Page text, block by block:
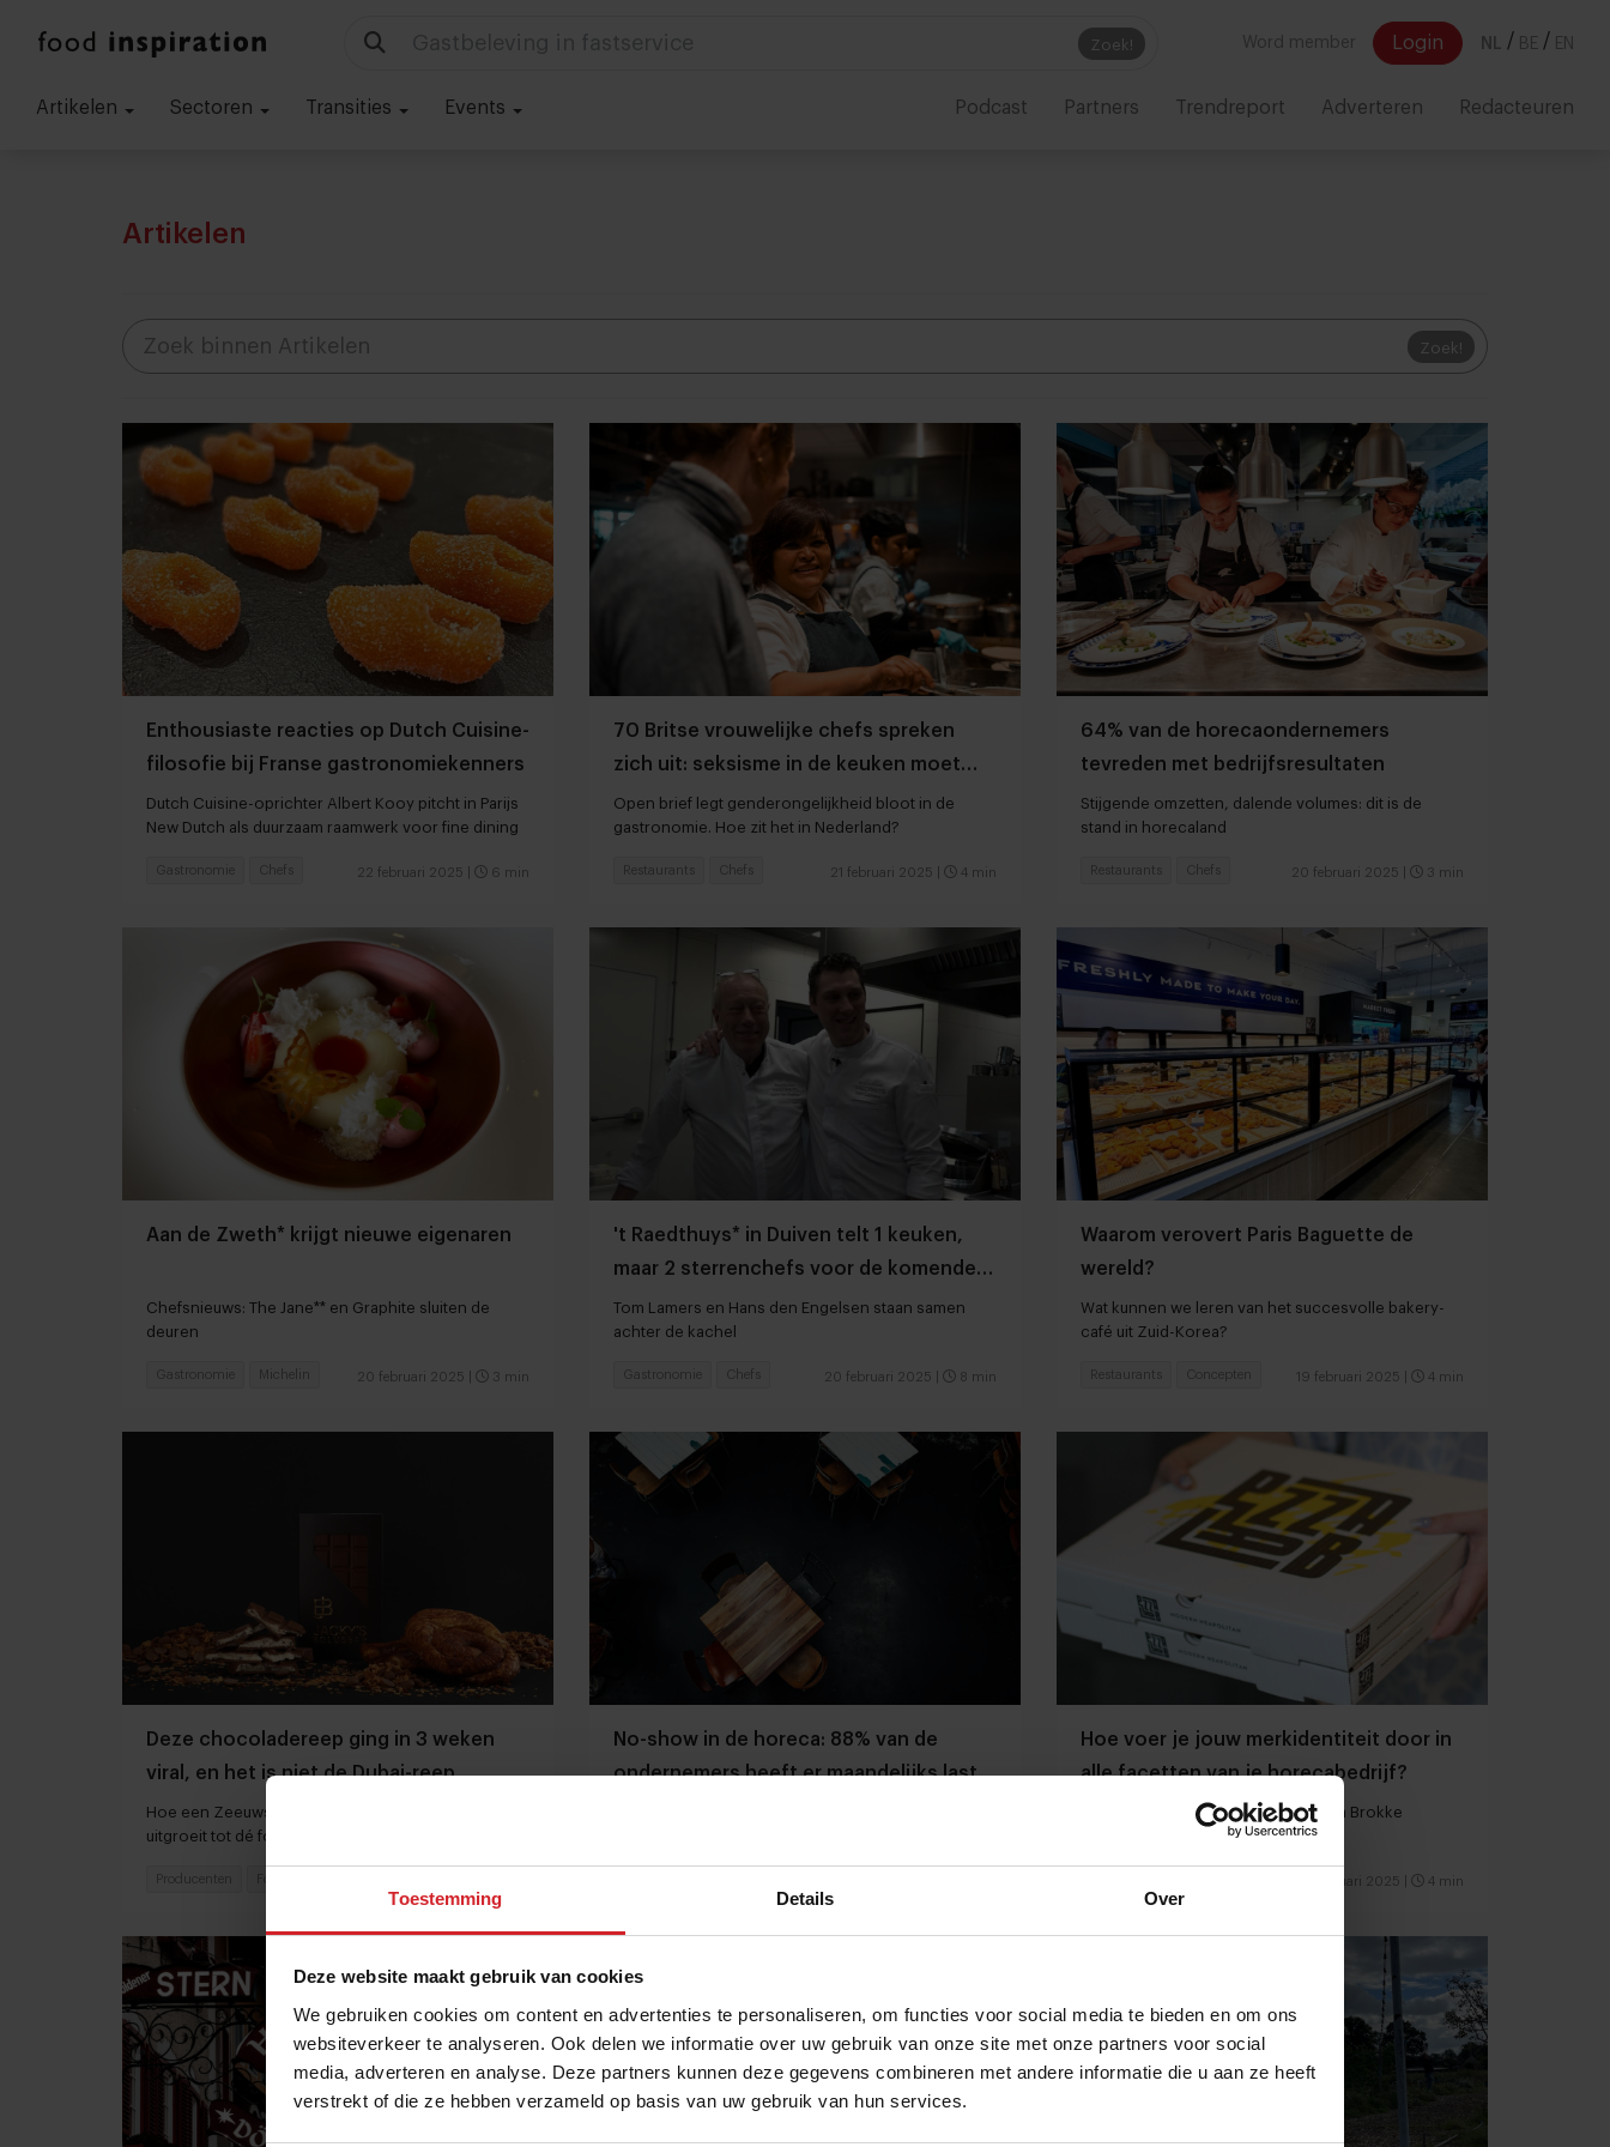
Toestemming Details Over
Deze website maakt gebruik van cookies
We gebruiken cookies om content en advertenties te personaliseren, om functies voor social media te bieden en om ons
websiteverkeer te analyseren. Ook delen we informatie over uw gebruik van onze site met onze partners voor social
media, adverteren en analyse. Deze partners kunnen deze gegevens combineren met andere informatie die u aan ze heeft
verstrekt of die ze hebben verzameld op basis van uw gebruik van hun services.
Zoek!
Gastbeleving in fastservice Word member Login NL / BE / EN
Artikelen Sectoren Transities Events Podcast Partners Trendreport Adverteren Redacteuren
Artikelen
Zoek!
Enthousiaste reacties op Dutch Cuisine-
filosofie bij Franse gastronomiekenners
Dutch Cuisine-oprichter Albert Kooy pitcht in Parijs
New Dutch als duurzaam raamwerk voor fine dining
22 februari 2025 6 min
Gastronomie Chefs
70 Britse vrouwelijke chefs spreken
zich uit: seksisme in de keuken moet
stoppen
Open brief legt genderongelijkheid bloot in de
gastronomie. Hoe zit het in Nederland?
21 februari 2025 4 min
Restaurants Chefs
64% van de horecaondernemers
tevreden met bedrijfsresultaten
Stijgende omzetten, dalende volumes: dit is de
stand in horecaland
20 februari 2025 3 min
Restaurants Chefs
Aan de Zweth* krijgt nieuwe eigenaren
Chefsnieuws: The Jane** en Graphite sluiten de
deuren
20 februari 2025 3 min
Gastronomie Michelin
't Raedthuys* in Duiven telt 1 keuken,
maar 2 sterrenchefs voor de komende 3
jaar
Tom Lamers en Hans den Engelsen staan samen
achter de kachel
20 februari 2025 8 min
Gastronomie Chefs
Waarom verovert Paris Baguette de
wereld?
Wat kunnen we leren van het succesvolle bakery-
café uit Zuid-Korea?
19 februari 2025 4 min
Restaurants Concepten
Deze chocoladereep ging in 3 weken
viral, en het is niet de Dubai-reep
Hoe een Zeeuwse bolus in een chocoladereep
uitgroeit tot dé foodhype van het moment
Producenten
No-show in de horeca: 88% van de
ondernemers heeft er maandelijks last
Hoe voer je jouw merkidentiteit door in
alle facetten van je horecabedrijf?
5 branding tips van merkexpert Katja Brokke
18 februari 2025 4 min